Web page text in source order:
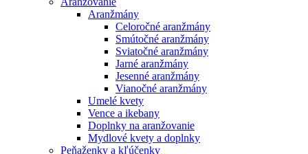
Aranžmány
Celoročné aranžmány
Smútočné aranžmány
Sviatočné aranžmány
Jarné aranžmány
Jesenné aranžmány
Vianočné aranžmány
Umelé kvety
Vence a ikebany
Doplnky na aranžovanie
Mydlové kvety a doplnky
Peňaženky a kľúčenky